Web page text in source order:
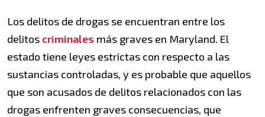
Los delitos de drogas se encuentran entre los
delitos criminales más graves en Maryland. El
estado tiene leyes estrictas con respecto a las
sustancias controladas, y es probable que aquellos
que son acusados de delitos relacionados con las
drogas enfrenten graves consecuencias, que